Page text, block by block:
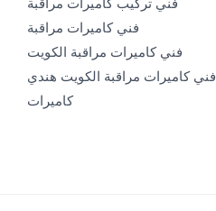
فني كاميرات مراقبة
فني كاميرات مراقبة الكويت
فني كاميرات مراقبة الكويت هندي
كاميرات